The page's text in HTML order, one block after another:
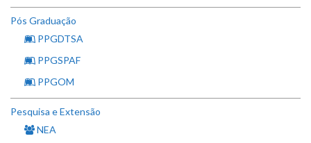
Pós Graduação
PPGDTSA
PPGSPAF
PPGOM
Pesquisa e Extensão
NEA